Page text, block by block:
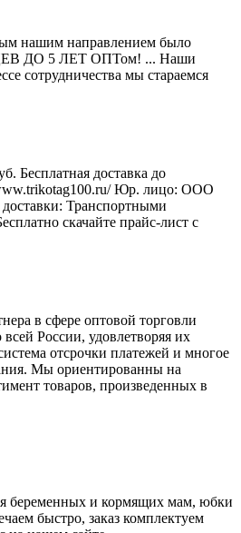
нашим направлением было
ДО 5 ЛЕТ ОПТом! ... Наши
сотрудничества мы стараемся
Бесплатная доставка до
www.trikotag100.ru/ Юр. лицо: ООО
Транспортными
скачайте прайс-лист с
в сфере оптовой торговли
России, удовлетворяя их
отсрочки платежей и многое
Мы ориентированны на
товаров, произведенных в
беременных и кормящих мам, юбки
быстро, заказ комплектуем